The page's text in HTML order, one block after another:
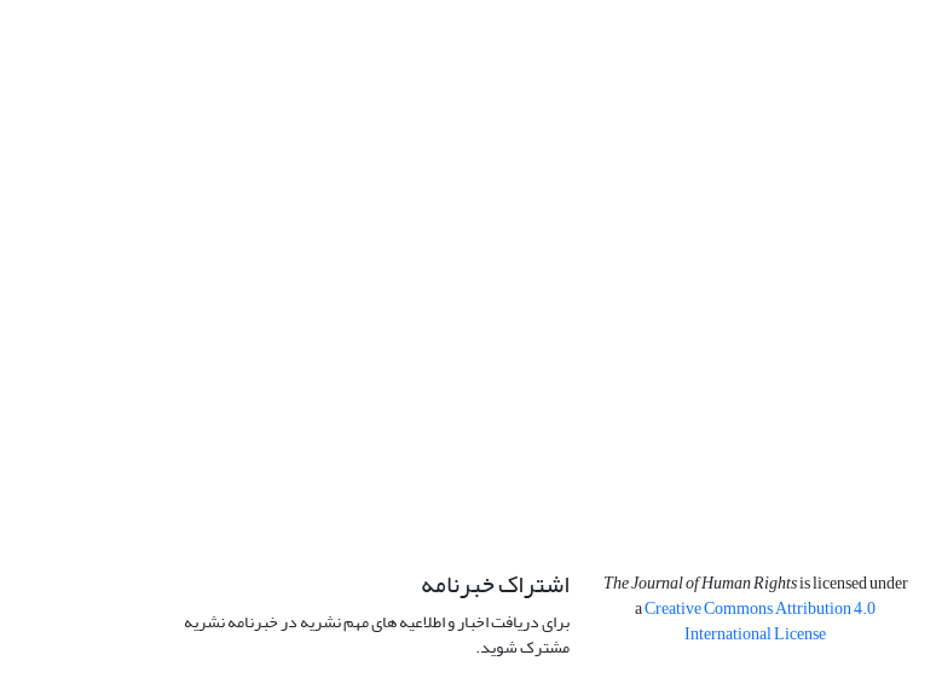
The Journal of Human Rightsis licensed under
aCreative Commons Attribution 4.0
International License
اشتراک خبرنامه
برای دریافت اخبار و اطلاعیه های مهم نشریه در خبرنامه نشریه
مشترک شوید.